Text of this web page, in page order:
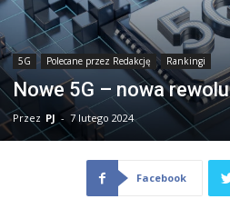
5G Polecane przez Redakcję Rankingi
Nowe 5G – nowa
Przez PJ - 7 lutego 2024
Facebook